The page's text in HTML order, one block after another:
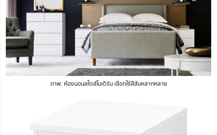
ภาพ: ห้องนอนสไตล์โมเดิร์น เลือกใช้สีสันหลากหลาย